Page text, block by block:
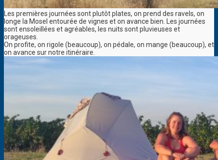
Les premières journées sont plutôt plates, on prend des ravels, on
longe la Mosel entourée de vignes et on avance bien. Les journées
sont ensoleillées et agréables, les nuits sont pluvieuses et
orageuses.
On profite, on rigole (beaucoup), on pédale, on mange (beaucoup), et
on avance sur notre itinéraire.